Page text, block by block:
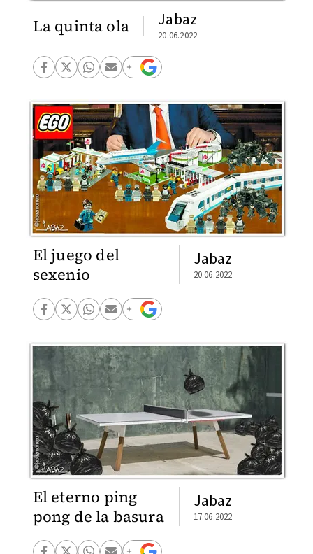
La quinta ola Jabaz
20.06.2022
El juego del
sexenio
Jabaz
20.06.2022
El eterno ping
pong de la basura
Jabaz
17.06.2022